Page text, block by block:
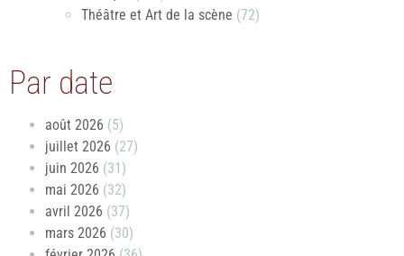
Théâtre et Art de la scène (72)
Par date
août 2026 (5)
juillet 2026 (27)
juin 2026 (31)
mai 2026 (32)
avril 2026 (37)
mars 2026 (30)